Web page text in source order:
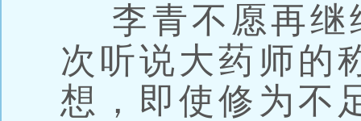
李青不愿再继
次听说大药师的
想，即使修为不